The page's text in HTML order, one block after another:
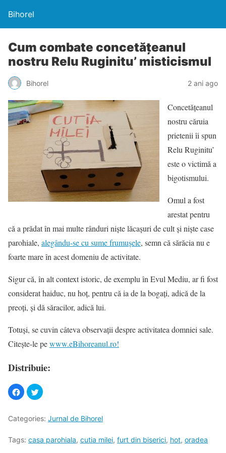
Bihorel
Cum combate concetățeanul
nostru Relu Ruginitu’ misticismul
Bihorel 2 ani ago
Concetățeanul
nostru căruia
prietenii îi spun
Relu Ruginitu’
este o victimă a
bigotismului.
Omul a fost
arestat pentru
că a prădat în mai multe rânduri niște lăcașuri de cult și niște case
parohiale, alegându-se cu sume frumușele, semn că sărăcia nu e
foarte mare în acest domeniu de activitate.
Sigur că, în alt context istoric, de exemplu în Evul Mediu, ar fi fost
considerat haiduc, nu hoț, pentru că ia de la bogați, adică de la
preoți, și dă săracilor, adică lui.
Totuși, se cuvin câteva observații despre activitatea domniei sale.
Citește-le pewww.eBihoreanul.ro!
Distribuie:
Categories: Jurnal de Bihorel
Tags: casa parohiala, cutia milei, furt din biserici, hot, oradea